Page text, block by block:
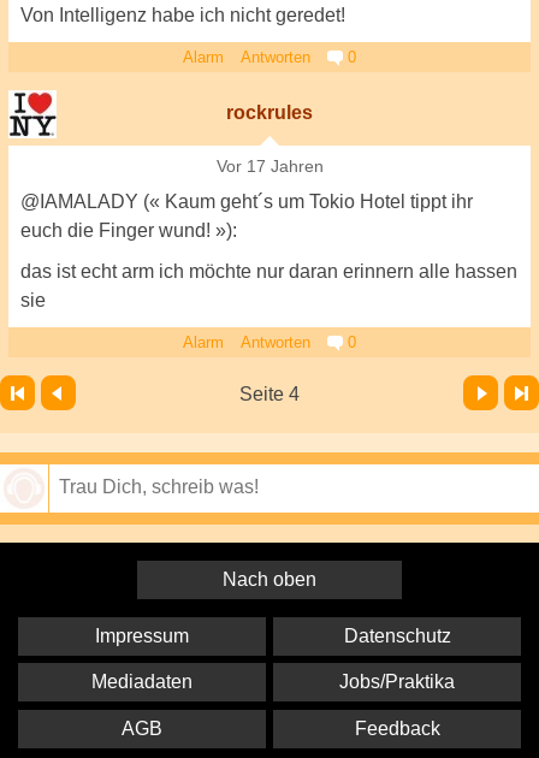
Von Intelligenz habe ich nicht geredet!
Alarm Antworten 0
rockrules
Vor 17 Jahren
@IAMALADY (« Kaum geht´s um Tokio Hotel tippt ihr
euch die Finger wund! »):
das ist echt arm ich möchte nur daran erinnern alle hassen
sie
Alarm Antworten 0
Seite 4
Vor Letzte Seite
Nach oben
Impressum Datenschutz
Mediadaten Jobs/Praktika
AGB Feedback